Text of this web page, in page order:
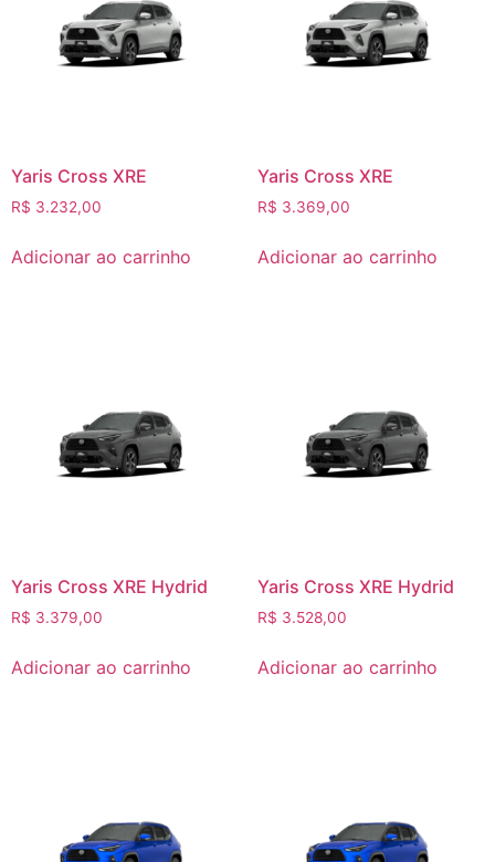
Yaris Cross XRE
R$ 3.232,00
Adicionar ao carrinho
Yaris Cross XRE
R$ 3.369,00
Adicionar ao carrinho
Yaris Cross XRE Hydrid
R$ 3.379,00
Adicionar ao carrinho
Yaris Cross XRE Hydrid
R$ 3.528,00
Adicionar ao carrinho